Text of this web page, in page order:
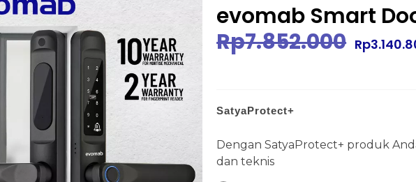
evomab Smart
Rp7.852.000 Rp
SatyaProtect+
Dengan SatyaProtect+ produk
dan teknis